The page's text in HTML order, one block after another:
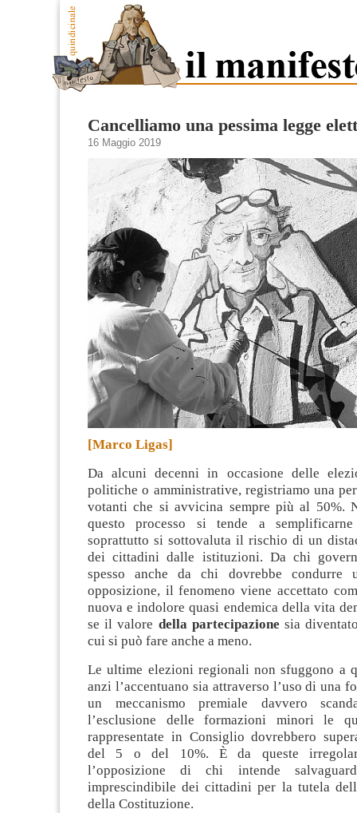
Cancelliamo una pessima legge
16 Maggio 2019
[Marco Ligas]
Da alcuni decenni in occasione delle
politiche o amministrative, registriamo una
votanti che si avvicina sempre più al 50%.
questo processo si tende a
soprattutto si sottovaluta il rischio di un
dei cittadini dalle istituzioni. Da chi
spesso anche da chi dovrebbe condurre
opposizione, il fenomeno viene accettato
nuova e indolore quasi endemica della vita
se il valore della partecipazionesia
cui si può fare anche a meno.
Le ultime elezioni regionali non sfuggono a
anzi l’accentuano sia attraverso l’uso di una
un meccanismo premiale davvero
l’esclusione delle formazioni minori le
rappresentate in Consiglio dovrebbero
del 5 o del 10%. È da queste
l’opposizione di chi intende
imprescindibile dei cittadini per la tutela
della Costituzione.